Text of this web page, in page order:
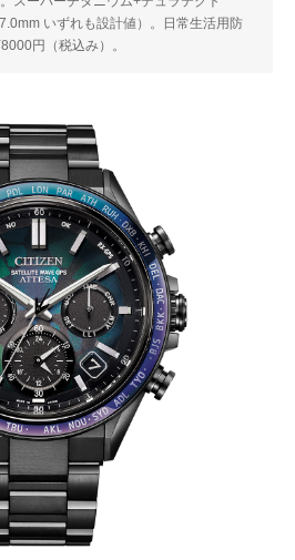
いずれも設計値）。日常生活用防
円（税込み）。